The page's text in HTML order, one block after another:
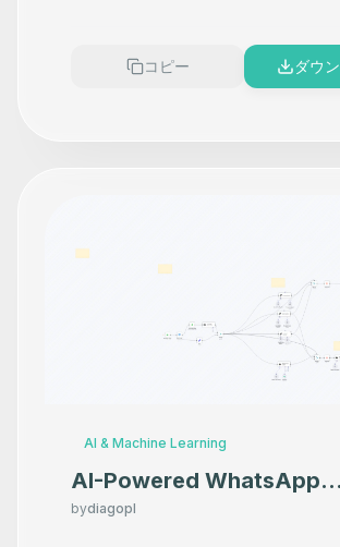
コピー ダウ
AI & Machine Learning
AI-Powered WhatsApp
Customer Service with
bydiagopl